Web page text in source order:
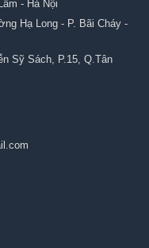
- Hà Nội
Hạ Long - P. Bãi Cháy -
Sỹ Sách, P.15, Q.Tân